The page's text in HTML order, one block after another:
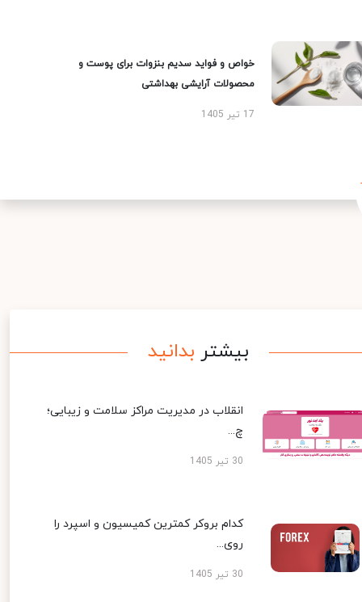
خواص و فواید سدیم بنزوات برای پوست و
محصولات آرایشی بهداشتی
17 تیر 1405
بیشتر بدانید
انقلاب در مدیریت مراکز سلامت و زیبایی؛
چ...
30 تیر 1405
کدام بروکر کمترین کمیسیون و اسپرد را
روی...
30 تیر 1405